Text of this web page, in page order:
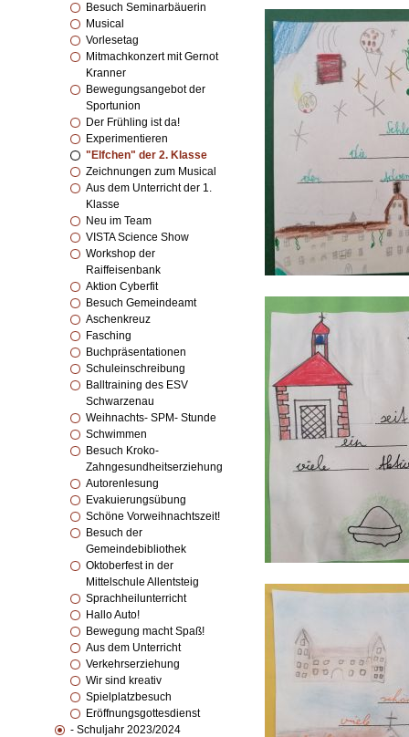
Besuch Seminarbäuerin
Musical
Vorlesetag
Mitmachkonzert mit Gernot
Kranner
Bewegungsangebot der
Sportunion
Der Frühling ist da!
Experimentieren
"Elfchen" der 2. Klasse
Zeichnungen zum Musical
Aus dem Unterricht der 1.
Klasse
Neu im Team
VISTA Science Show
Workshop der
Raiffeisenbank
Aktion Cyberfit
Besuch Gemeindeamt
Aschenkreuz
Fasching
Buchpräsentationen
Schuleinschreibung
Balltraining des ESV
Schwarzenau
Weihnachts- SPM- Stunde
Schwimmen
Besuch Kroko-
Zahngesundheitserziehung
Autorenlesung
Evakuierungsübung
Schöne Vorweihnachtszeit!
Besuch der
Gemeindebibliothek
Oktoberfest in der
Mittelschule Allentsteig
Sprachheilunterricht
Hallo Auto!
Bewegung macht Spaß!
Aus dem Unterricht
Verkehrserziehung
Wir sind kreativ
Spielplatzbesuch
Eröffnungsgottesdienst
- Schuljahr 2023/2024